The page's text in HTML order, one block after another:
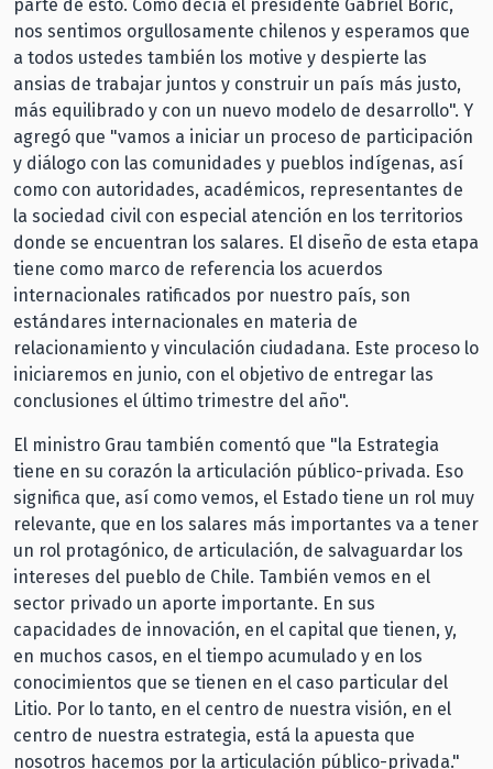
parte de esto. Como decía el presidente Gabriel Boric,
nos sentimos orgullosamente chilenos y esperamos que
a todos ustedes también los motive y despierte las
ansias de trabajar juntos y construir un país más justo,
más equilibrado y con un nuevo modelo de desarrollo". Y
agregó que "vamos a iniciar un proceso de participación
y diálogo con las comunidades y pueblos indígenas, así
como con autoridades, académicos, representantes de
la sociedad civil con especial atención en los territorios
donde se encuentran los salares. El diseño de esta etapa
tiene como marco de referencia los acuerdos
internacionales ratificados por nuestro país, son
estándares internacionales en materia de
relacionamiento y vinculación ciudadana. Este proceso lo
iniciaremos en junio, con el objetivo de entregar las
conclusiones el último trimestre del año".
El ministro Grau también comentó que "la Estrategia
tiene en su corazón la articulación público-privada. Eso
significa que, así como vemos, el Estado tiene un rol muy
relevante, que en los salares más importantes va a tener
un rol protagónico, de articulación, de salvaguardar los
intereses del pueblo de Chile. También vemos en el
sector privado un aporte importante. En sus
capacidades de innovación, en el capital que tienen, y,
en muchos casos, en el tiempo acumulado y en los
conocimientos que se tienen en el caso particular del
Litio. Por lo tanto, en el centro de nuestra visión, en el
centro de nuestra estrategia, está la apuesta que
nosotros hacemos por la articulación público-privada."